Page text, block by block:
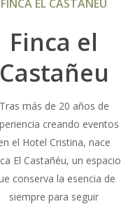
FINCA EL CASTAÑEU
Finca el
Castañeu
Tras más de 20 años de
creando eventos
el Hotel Cristina, nace
El Castañéu, un espacio
conserva la esencia de
siempre para seguir